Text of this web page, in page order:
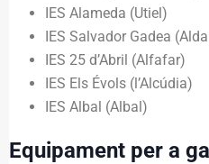
IES Alameda (Utiel)
IES Salvador Gadea
IES 25 d’Abril (Alfafar)
IES Els Évols (l’Alcúdia)
IES Albal (Albal)
Equipament per a